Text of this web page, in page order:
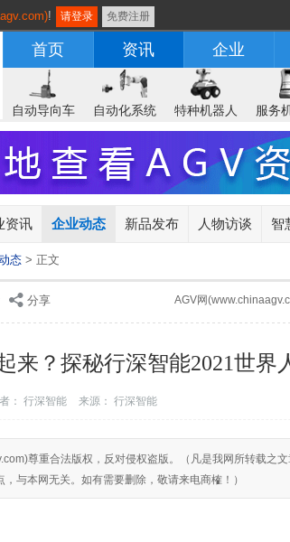
! 请登录 免费注册
首页 资讯 企业
自动导向车 自动化系统 特种机器人 服务
资讯 企业动态 新品发布 人物访谈 智
态 > 正文
分享 AGV网
来？探秘行深智能2021世界
： 行深智能 来源： 行深智能
尊重合法版权，反对侵权盗版。（凡是我网所转载之
与本网无关。如有需要删除，敬请来电商榷！）